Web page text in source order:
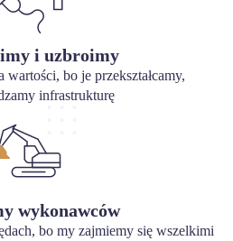
i uzbroimy
wartości, bo je przekształcamy,
infrastrukturę
wykonawców
bo my zajmiemy się wszelkimi